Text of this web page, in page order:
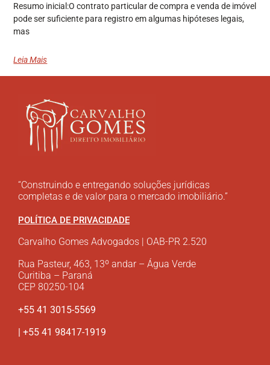
Resumo inicial:O contrato particular de compra e venda de imóvel
pode ser suficiente para registro em algumas hipóteses legais,
mas
Leia Mais
“Construindo e entregando soluções jurídicas
completas e de valor para o mercado imobiliário.”
POLÍTICA DE PRIVACIDADE
Carvalho Gomes Advogados | OAB-PR 2.520
Rua Pasteur, 463, 13º andar – Água Verde
Curitiba – Paraná
CEP 80250-104
+55 41 3015-5569
| +55 41 98417-1919